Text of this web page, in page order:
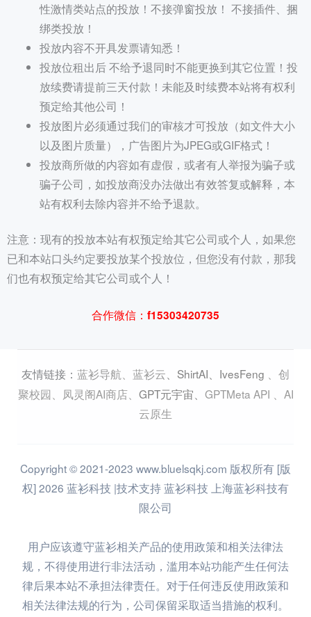
性激情类站点的投放！不接弹窗投放！ 不接插件、捆
绑类投放！
投放内容不开具发票请知悉！
投放位租出后 不给予退同时不能更换到其它位置！投
放续费请提前三天付款！未能及时续费本站将有权利
预定给其他公司！
投放图片必须通过我们的审核才可投放（如文件大小
以及图片质量），广告图片为JPEG或GIF格式！
投放商所做的内容如有虚假，或者有人举报为骗子或
骗子公司，如投放商没办法做出有效答复或解释，本
站有权利去除内容并不给予退款。
注意：现有的投放本站有权预定给其它公司或个人，如果您
已和本站口头约定要投放某个投放位，但您没有付款，那我
们也有权预定给其它公司或个人！
合作微信：f15303420735
友情链接： 蓝衫导航 蓝衫云 ShirtAI IvesFeng
创
聚校园
凤灵阁AI商店、 GPT元宇宙 GPTMeta API
AI
云原生
Copyright © 2021-2023 www.bluelsqkj.com 版权所有 [版
权] 2026 蓝衫科技 |技术支持 蓝衫科技 上海蓝衫科技有
限公司
用户应该遵守蓝衫相关产品的使用政策和相关法律法
规，不得使用进行非法活动，滥用本站功能产生任何法
律后果本站不承担法律责任。对于任何违反使用政策和
相关法律法规的行为，公司保留采取适当措施的权利。